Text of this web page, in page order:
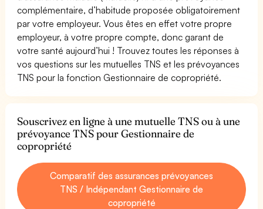
complémentaire, d’habitude proposée obligatoirement
par votre employeur. Vous êtes en effet votre propre
employeur, à votre propre compte, donc garant de
votre santé aujourd’hui ! Trouvez toutes les réponses à
vos questions sur les mutuelles TNS et les prévoyances
TNS pour la fonction Gestionnaire de copropriété.
Souscrivez en ligne à une mutuelle TNS ou à une
prévoyance TNS pour Gestionnaire de
copropriété
Comparatif des assurances prévoyances
TNS / Indépendant Gestionnaire de
copropriété